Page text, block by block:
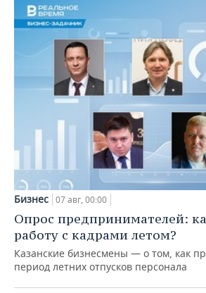
Бизнес 07 авг, 00:00
Опрос предпринимателей:
работу с кадрами летом?
Казанские бизнесмены — о том, как
период летних отпусков персонала